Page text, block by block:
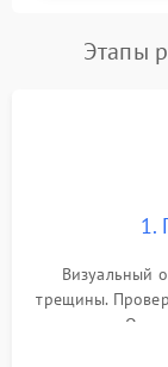
Этапы
1.
Визуальный
трещины.
зарядки.
проверка